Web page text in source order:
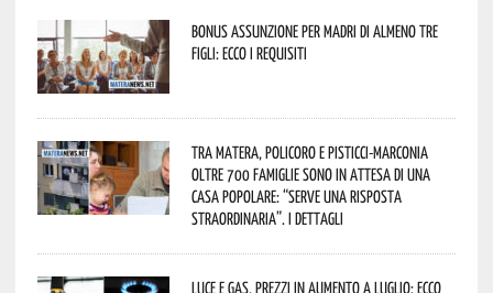
Bonus assunzione per madri di almeno tre
figli: ecco i requisiti
Tra Matera, Policoro e Pisticci-Marconia
oltre 700 famiglie sono in attesa di una
casa popolare: “serve una risposta
straordinaria”. I dettagli
Luce e gas, prezzi in aumento a luglio: ecco